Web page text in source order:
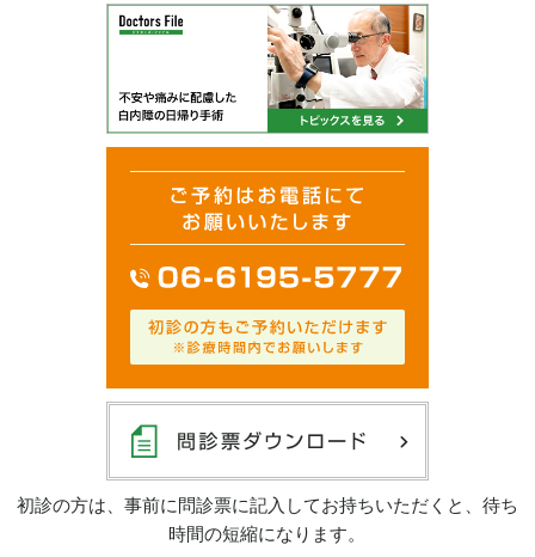
初診の方は、事前に問診票に記入してお持ちいただくと、待ち
時間の短縮になります。